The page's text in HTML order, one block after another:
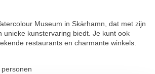
Museum in Skärhamn, dat met zijn
unieke kunstervaring biedt. Je kunt ook
restaurants en charmante winkels.